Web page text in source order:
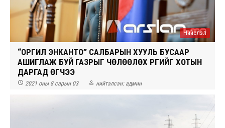
Нийслэл
“ОРГИЛ ЭНКАНТО” САЛБАРЫН ХУУЛЬ БУСААР
АШИГЛАЖ БУЙ ГАЗРЫГ ЧӨЛӨӨЛӨХ ҮҮРГИЙГ ХОТЫН
ДАРГАД ӨГЧЭЭ
 2021 оны 8 сарын 03  нийтэлсэн: админ